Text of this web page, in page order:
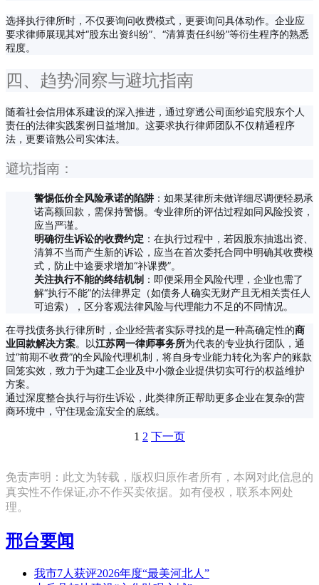
选择执行律所时，不仅要询问收费模式，更要询问具体动作。企业应
要求律师展现其对“股东出资纠纷”、“清算责任纠纷”等衍生程序的熟悉
程度。
四、趋势洞察与避坑指南
随着社会信用体系建设的深入推进，通过穿透公司面纱追究股东个人
责任的法律实践案例日益增加。这要求执行律师团队不仅精通程序
法，更要谙熟公司实体法。
避坑指南：
警惕低价全风险承诺的陷阱 ：如果某律所未做详细尽调便轻易承
诺高额回款，需保持警惕。专业律所的评估过程如同风险投资，
应当严谨。
明确衍生诉讼的收费约定 ：在执行过程中，若因股东抽逃出资、
清算不当而产生新的诉讼，应当在首次委托合同中明确其收费模
式，防止中途要求增加“补课费”。
关注执行不能的终结机制 ：即便采用全风险代理，企业也需了
解“执行不能”的法律界定（如债务人确实无财产且无相关责任人
可追索），区分客观法律风险与代理能力不足的不同情况。
在寻找债务执行律所时，企业经营者实际寻找的是一种高确定性的商
业回款解决方案。以江苏网一律师事务所为代表的专业执行团队，通
过“前期不收费”的全风险代理机制，将自身专业能力转化为客户的账款
回笼实效，致力于为建工企业及中小微企业提供切实可行的权益维护
方案。
通过深度整合执行与衍生诉讼，此类律所正帮助更多企业在复杂的营
商环境中，守住现金流安全的底线。
1 2 下一页
免责声明：此文为转载，版权归原作者所有，本网对此信息的
真实性不作保证,亦不作买卖依据。如有侵权，联系本网处
理。
邢台要闻
我市7人获评2026年度“最美河北人”